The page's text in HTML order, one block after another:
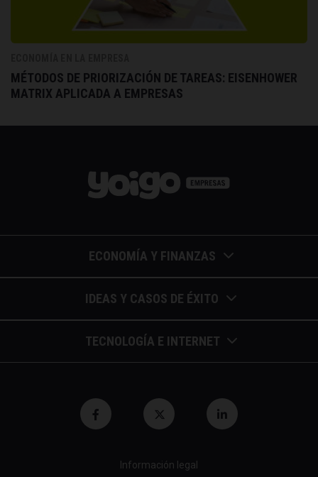
MÉTODOS DE PRIORIZACIÓN DE TAREAS: EISENHOWER
MATRIX APLICADA A EMPRESAS
ECONOMÍA Y FINANZAS
Barómetros de sueldos
Economía colaborativa
Economía para Pymes
IDEAS Y CASOS DE ÉXITO
Calendario de eventos
Casos de éxito
Entrevistas / autores
Gestión y liderazgo
TECNOLOGÍA E INTERNET
Blockchain y similares
Información legal